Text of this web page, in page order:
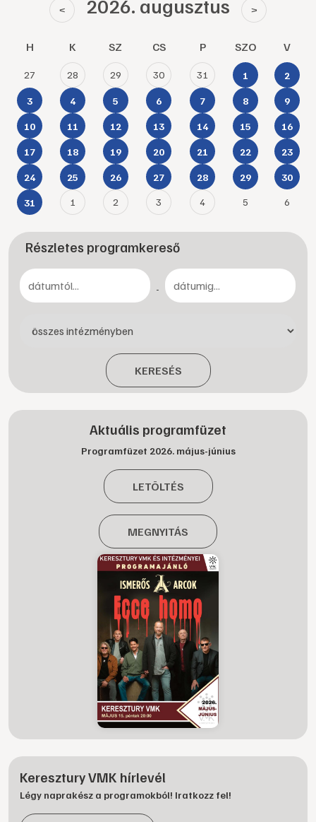
< 2026. augusztus >
H K SZ CS P SZO V
27 28 29 30 31 1 2
3 4 5 6 7 8 9
10 11 12 13 14 15 16
17 18 19 20 21 22 23
24 25 26 27 28 29 30
31 1 2 3 4 5 6
Részletes programkereső
-
KERESÉS
Aktuális programfüzet
Programfüzet 2026. május-június
LETÖLTÉS
MEGNYITÁS
Keresztury VMK hírlevél
Légy naprakész a programokból! Iratkozz fel!